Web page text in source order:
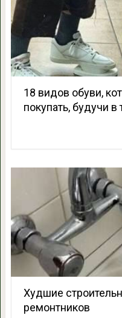
18 видов обуви,
покупать, будучи
Худшие
ремонтников